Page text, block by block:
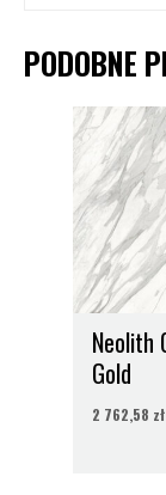
PODOBNE
Neolith
Gold
2 762,58 zł